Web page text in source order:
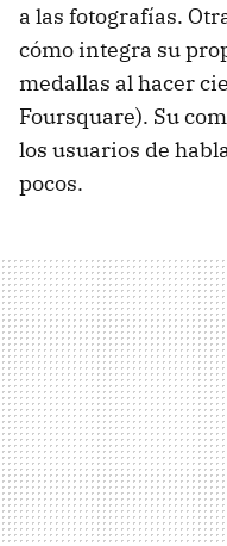
a las fotografías.
cómo integra su
medallas al hacer
Foursquare). Su
los usuarios de
pocos.